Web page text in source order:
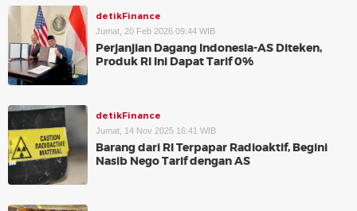
detikFinance
Jumat, 20 Feb 2026 09:44 WIB
Perjanjian Dagang Indonesia-AS Diteken,
Produk RI Ini Dapat Tarif 0%
detikFinance
Jumat, 14 Nov 2025 16:41 WIB
Barang dari RI Terpapar Radioaktif, Begini
Nasib Nego Tarif dengan AS